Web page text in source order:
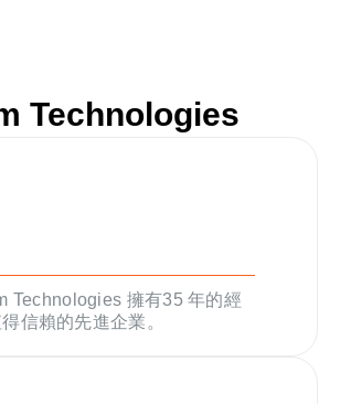
Technologies
Technologies 擁有35 年的經
信賴的先進企業。